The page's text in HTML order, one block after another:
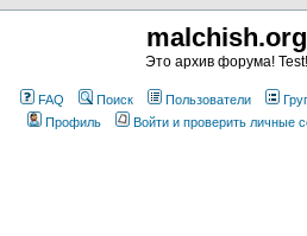
malchish.org
Это архив форума! Test!
FAQ Поиск Пользователи
Профиль
Войти и проверить личные